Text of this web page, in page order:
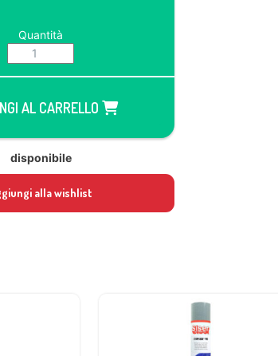
Quantità
AL CARRELLO
disponibile
alla wishlist